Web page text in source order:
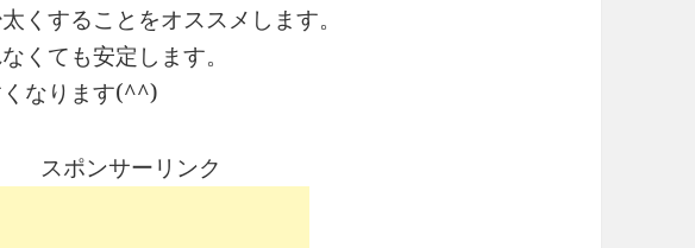
くすることをオススメします。
くても安定します。
なります(^^)
スポンサーリンク